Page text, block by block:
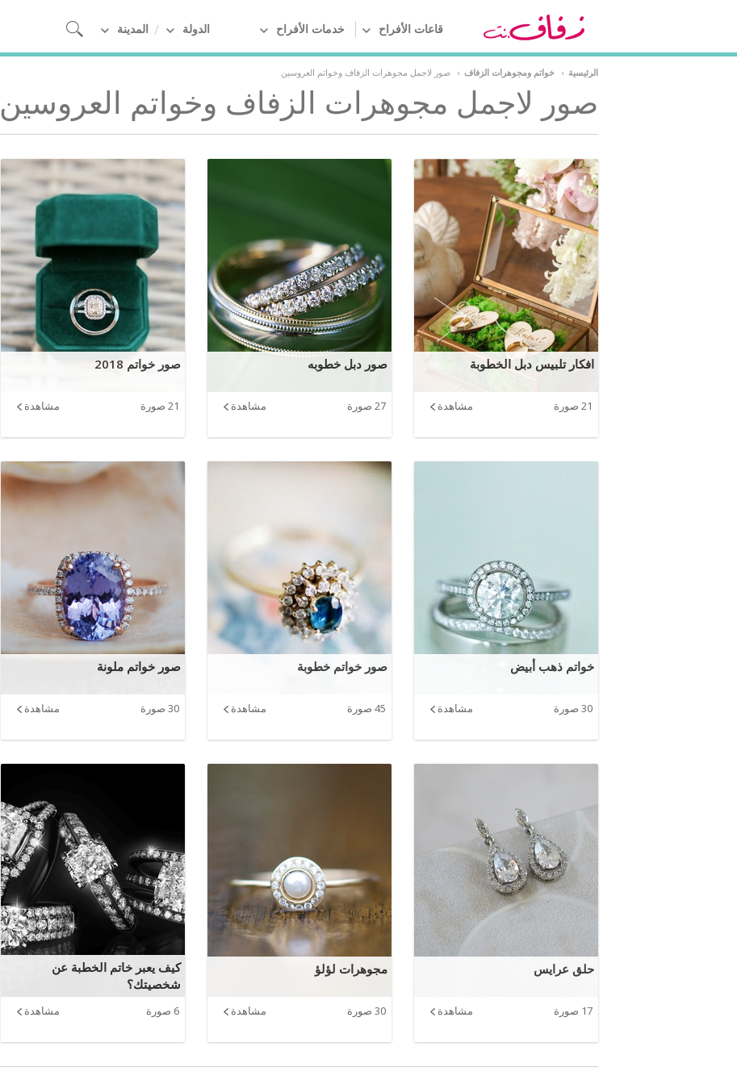
قاعات الأفراح خدمات الأفراح الدولة المدينة
الرئيسية › خواتم ومجوهرات الزفاف › صور لاجمل مجوهرات الزفاف وخواتم العروسين
صور لاجمل مجوهرات الزفاف وخواتم العروسين
افكار تلبيس دبل الخطوبة
21 صورة مشاهدة
صور دبل خطوبه
27 صورة مشاهدة
صور خواتم 2018
21 صورة مشاهدة
خواتم ذهب أبيض
30 صورة مشاهدة
صور خواتم خطوبة
45 صورة مشاهدة
صور خواتم ملونة
30 صورة مشاهدة
حلق عرايس
17 صورة مشاهدة
مجوهرات لؤلؤ
30 صورة مشاهدة
كيف يعبر خاتم الخطبة عن
شخصيتك؟
6 صورة مشاهدة